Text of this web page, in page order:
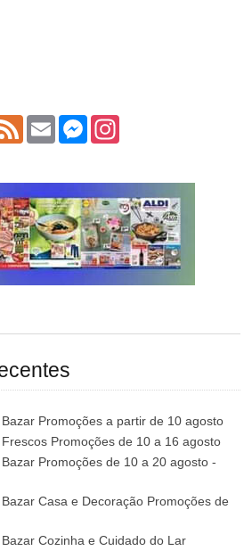
Feed Email Messenger
Promoções a partir de 10 agosto
Promoções de 10 a 16 agosto
Promoções de 10 a 20 agosto -
Casa e Decoração Promoções de
Cozinha e Cuidado do Lar